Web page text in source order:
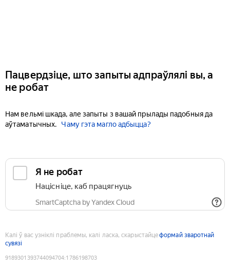
Пацвердзіце, што запыты адпраўлялі вы, а
не робат
Нам вельмі шкада, але запыты з вашай прылады падобныя да
аўтаматычных.
Чаму гэта магло адбыцца?
Я не робат
Націсніце, каб працягнуць
SmartCaptcha by Yandex Cloud
Калі ў вас узніклі праблемы, калі ласка, скарыстайцеформай зваротнай
сувязі
9189301393744094704:1786198703